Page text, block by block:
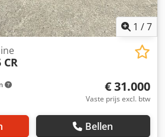
1 /7
CR
€ 31.000
Vaste prijs excl. btw
Bellen